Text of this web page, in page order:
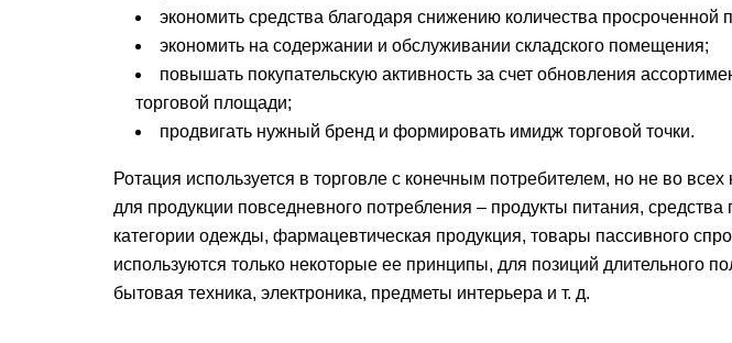
экономить средства благодаря снижению количества просроченной
экономить на содержании и обслуживании складского помещения;
повышать покупательскую активность за счет обновления
торговой площади;
продвигать нужный бренд и формировать имидж торговой точки.
Ротация используется в торговле с конечным потребителем, но не во
для продукции повседневного потребления – продукты питания,
категории одежды, фармацевтическая продукция, товары пассивного
используются только некоторые ее принципы, для позиций длительного
бытовая техника, электроника, предметы интерьера и т. д.